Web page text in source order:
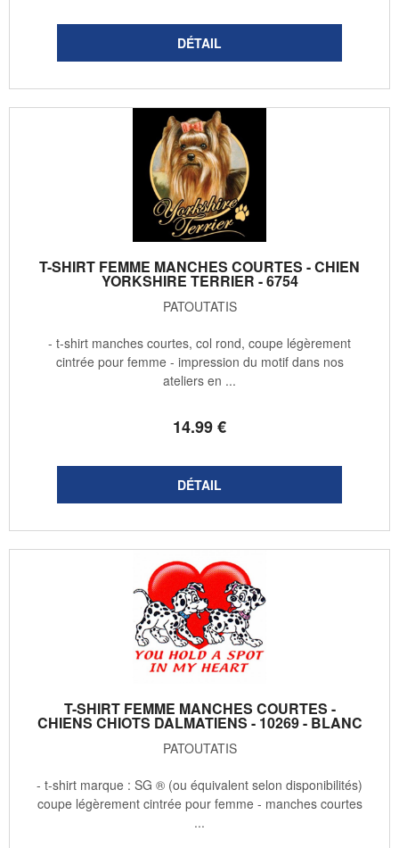
T-SHIRT FEMME MANCHES COURTES - CHIEN
YORKSHIRE TERRIER - 6754
PATOUTATIS
14.99€
- t-shirt manches courtes, col rond, coupe légèrement
cintrée pour femme - impression du motif dans nos
ateliers en ...
T-SHIRT FEMME MANCHES COURTES -
CHIENS CHIOTS DALMATIENS - 10269 - BLANC
PATOUTATIS
- t-shirt marque : SG ® (ou équivalent selon disponibilités)
coupe légèrement cintrée pour femme - manches courtes
...